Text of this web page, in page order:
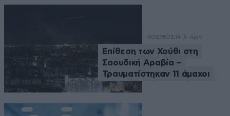
ΚΟΣΜΟΣ 14 λ. πριν
Επίθεση των Χούθι στη
Σαουδική Αραβία –
Τραυματίστηκαν 11 άμαχοι